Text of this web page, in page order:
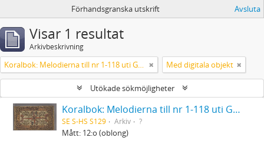
Förhandsgranska utskrift Avsluta
Visar 1 resultat
Arkivbeskrivning
Koralbok: Melodierna till nr 1-118 uti Gamla Psalmboken, enstämmigt satta Med digitala objekt
Utökade sökmöjligheter
Koralbok: Melodierna till nr 1-118 uti Gamla Psalmboken, enstämmigt satta
SE S-HS S129 Arkiv ?
Mått: 12:o (oblong)